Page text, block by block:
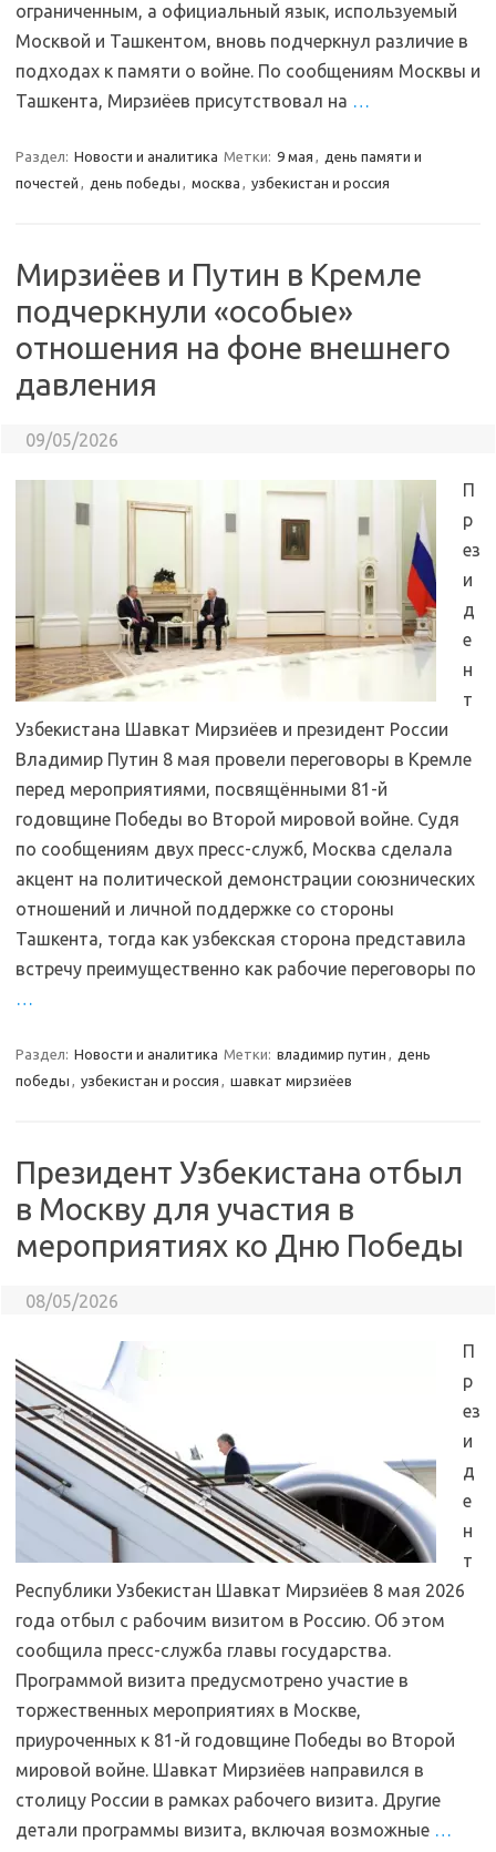
ограниченным, а официальный язык, используемый
Москвой и Ташкентом, вновь подчеркнул различие в
подходах к памяти о войне. По сообщениям Москвы и
Ташкента, Мирзиёев присутствовал на …
Раздел: Новости и аналитика Метки: 9 мая , день памяти и
почестей , день победы , москва , узбекистан и россия
Мирзиёев и Путин в Кремле
подчеркнули «особые»
отношения на фоне внешнего
давления
09/05/2026
П
р
ез
и
д
е
н
т
Узбекистана Шавкат Мирзиёев и президент России
Владимир Путин 8 мая провели переговоры в Кремле
перед мероприятиями, посвящёнными 81-й
годовщине Победы во Второй мировой войне. Судя
по сообщениям двух пресс-служб, Москва сделала
акцент на политической демонстрации союзнических
отношений и личной поддержке со стороны
Ташкента, тогда как узбекская сторона представила
встречу преимущественно как рабочие переговоры по
…
Раздел: Новости и аналитика Метки: владимир путин , день
победы , узбекистан и россия , шавкат мирзиёев
Президент Узбекистана отбыл
в Москву для участия в
мероприятиях ко Дню Победы
08/05/2026
П
р
ез
и
д
е
н
т
Республики Узбекистан Шавкат Мирзиёев 8 мая 2026
года отбыл с рабочим визитом в Россию. Об этом
сообщила пресс-служба главы государства.
Программой визита предусмотрено участие в
торжественных мероприятиях в Москве,
приуроченных к 81-й годовщине Победы во Второй
мировой войне. Шавкат Мирзиёев направился в
столицу России в рамках рабочего визита. Другие
детали программы визита, включая возможные …